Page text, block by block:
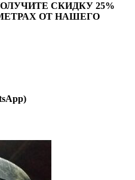
СКИДКУ 25%
ОТ НАШЕГО